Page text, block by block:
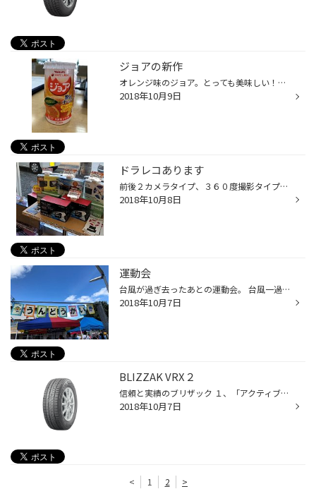
ジョアの新作
オレンジ味のジョア。とっても美味しい！！ いつも来てくれるヤクルトさんに勧められ購入。 昨年のはちみつ味も美味しかったけどこのオレンジも美味しい。
2018年10月9日
ドラレコあります
前後２カメラタイプ、３６０度撮影タイプなど コムテック、セルスターなど各種メーカー在庫あります。
2018年10月8日
運動会
台風が過ぎ去ったあとの運動会。 台風一過で気温も上がりとても暑かった。 でも晴れてよかった
2018年10月7日
BLIZZAK VRX２
信頼と実績のブリザック １、「アクティブ発泡ゴム２」でしっかり止まる、曲がる。 水路の表面を親水性素材でコーティングし、気泡の内壁に沿って水を入り込みやすくすることで、タイヤが滑る原因である路面の水膜を積極的に除去する「アクティブ発泡ゴム」がさらに進化。粒径の小さいシリカと増加...
2018年10月7日
< 1 2 >